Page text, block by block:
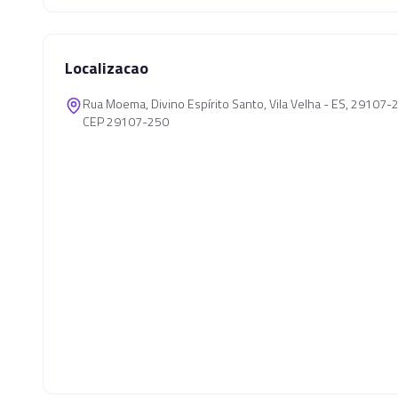
Localizacao
Rua Moema, Divino Espírito Santo, Vila Velha - ES, 29107-
CEP 29107-250